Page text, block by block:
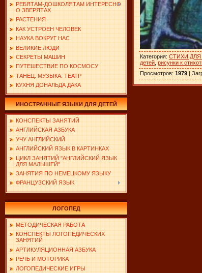
РЕБЯТАМ-ДОШКОЛЯТАМ ИНТЕРЕСНО
О ЗВЕРЯТАХ
РАСТЕНИЯ
КАК УСТРОЕН ЧЕЛОВЕК
НАУКА ВОКРУГ НАС
ВЕЛИКИЕ ЛЮДИ
СЕКРЕТЫ МАШИН
ПУТЕШЕСТВИЕ ПО КОСМОСУ
ТАНЕЦ. МУЗЫКА. ТЕАТР
КУХНЯ ДОНАЛЬДА ДАКА
ИНОСТРАННЫЕ ЯЗЫКИ ДЛЯ ДЕТЕЙ
КОНСПЕКТЫ ЗАНЯТИЙ
АНГЛИЙСКАЯ АЗБУКА
УЧУ АНГЛИЙСКИЙ
АНГЛИЙСКИЙ ЯЗЫК В КАРТИНКАХ
ЦИКЛ ЗАНЯТИЙ "АНГЛИЙСКИЙ ЯЗЫК
ДЛЯ МАЛЫШЕЙ"
ЗАНЯТИЯ ПО НЕМЕЦКОМУ ЯЗЫКУ
ФРАНЦУЗСКИЙ ЯЗЫК
ЛОГОПЕД
МЕТОДИЧЕСКАЯ РАБОТА
КОНСПЕКТЫ ЛОГОПЕДИЧЕСКИХ
ЗАНЯТИЙ
АРТИКУЛЯЦИОННАЯ АЗБУКА
РЕЧЬ И МОТОРИКА
ЛОГОПЕДИЧЕСКИЕ ИГРЫ
Категория: СТИХИ ДЛЯ
детей рисунки к
Просмотров: 1979 |